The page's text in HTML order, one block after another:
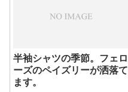
半袖シャツの季節。フェロ
ーズのペイズリーが洒落て
ます。